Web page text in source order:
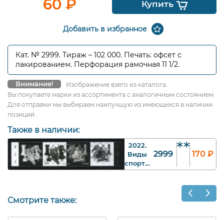
60 ₽ Купить
Добавить в избранное
Кат. № 2999. Тираж – 102 000. Печать: офсет с
лакированием. Перфорация рамочная 11 1/2.
Внимание!
Изображение взято из каталога.
Вы покупаете марки из ассортимента с аналогичным состоянием.
Для отправки мы выбираем наилучшую из имеющихся в наличии
позиций.
Также в наличии:
2022.
Виды
спорта.
Шахматы.
2999 170 ₽
Смотрите также: